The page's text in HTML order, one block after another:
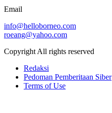
Email
info@helloborneo.com
roeang@yahoo.com
Copyright All rights reserved
Redaksi
Pedoman Pemberitaan Siber
Terms of Use